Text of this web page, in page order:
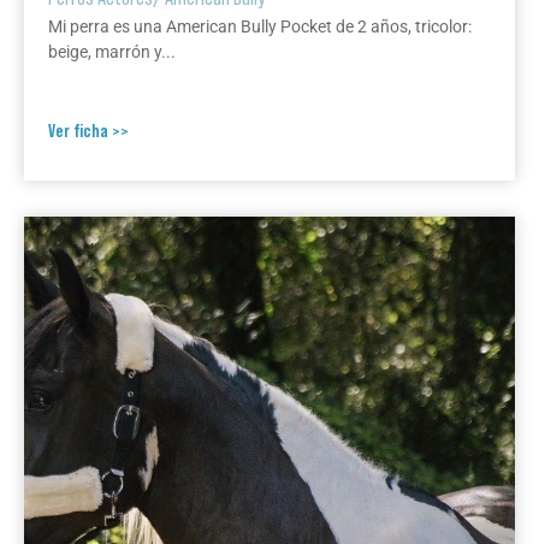
Mi perra es una American Bully Pocket de 2 años, tricolor:
beige, marrón y...
Ver ficha >>